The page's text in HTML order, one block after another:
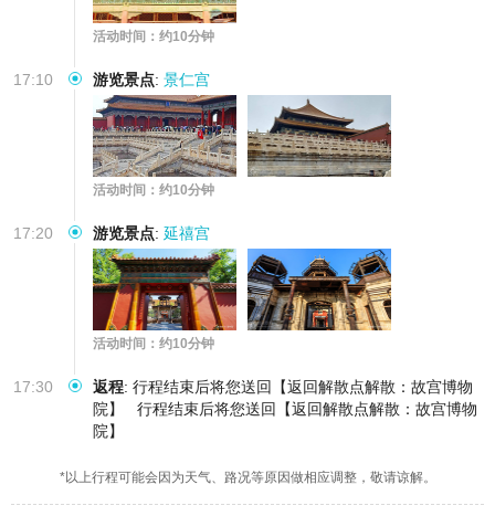
活动时间：约10分钟
17:10 游览景点: 景仁宫
活动时间：约10分钟
17:20 游览景点: 延禧宫
活动时间：约10分钟
17:30 返程: 行程结束后将您送回【返回解散点解散：故宫博物
院】
行程结束后将您送回【返回解散点解散：故宫博物
院】
*以上行程可能会因为天气、路况等原因做相应调整，敬请谅解。